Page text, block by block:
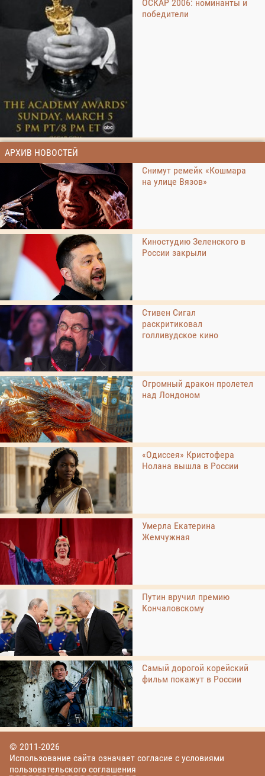
ОСКАР 2006: номинанты и
победители
АРХИВ НОВОСТЕЙ
Снимут ремейк «Кошмара
на улице Вязов»
Киностудию Зеленского в
России закрыли
Стивен Сигал
раскритиковал
голливудское кино
Огромный дракон пролетел
над Лондоном
«Одиссея» Кристофера
Нолана вышла в России
Умерла Екатерина
Жемчужная
Путин вручил премию
Кончаловскому
Самый дорогой корейский
фильм покажут в России
© 2011-2026
Использование сайта означает согласие с условиями
пользовательского соглашения